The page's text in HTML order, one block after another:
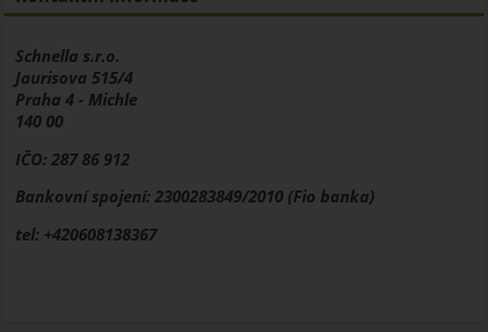
Schnella s.r.o.
Jaurisova 515/4
Praha 4 - Michle
140 00
IČO: 287 86 912
Bankovní spojení: 2300283849/2010 (Fio banka)
tel: +420608138367